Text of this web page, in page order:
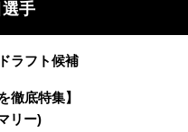
手
ラフト候補
徹底特集】
リー)